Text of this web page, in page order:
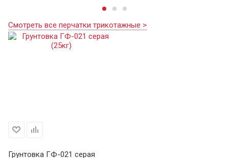
Смотреть все перчатки трикотажные >
Грунтовка ГФ-021 серая